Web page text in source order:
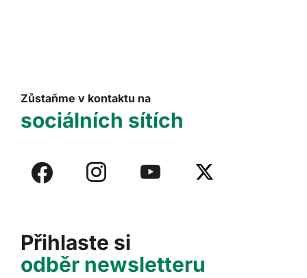
Přihlaste si
odběr newsletteru
Zůstaňme v kontaktu na
sociálních sítích